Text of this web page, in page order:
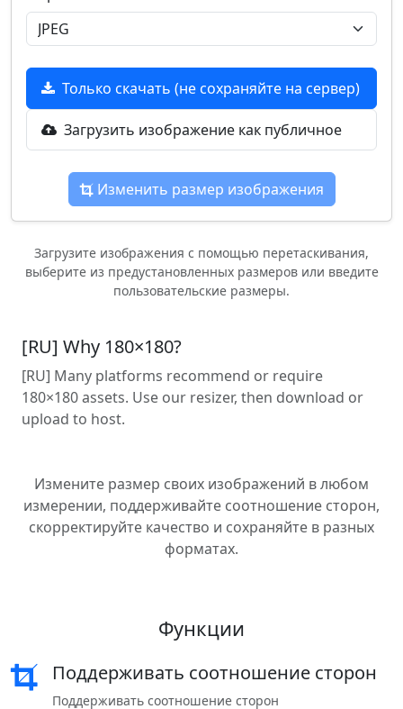
Только скачать (не сохраняйте на сервер)
Загрузить изображение как публичное
Изменить размер изображения
Загрузите изображения с помощью перетаскивания,
выберите из предустановленных размеров или введите
пользовательские размеры.
[RU] Why 180×180?
[RU] Many platforms recommend or require
180×180 assets. Use our resizer, then download or
upload to host.
Измените размер своих изображений в любом
измерении, поддерживайте соотношение сторон,
скорректируйте качество и сохраняйте в разных
форматах.
Функции
Поддерживать соотношение сторон
Поддерживать соотношение сторон